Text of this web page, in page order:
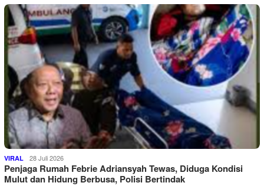
VIRAL 28 Juli 2026
Penjaga Rumah Febrie Adriansyah Tewas, Diduga Kondisi
Mulut dan Hidung Berbusa, Polisi Bertindak